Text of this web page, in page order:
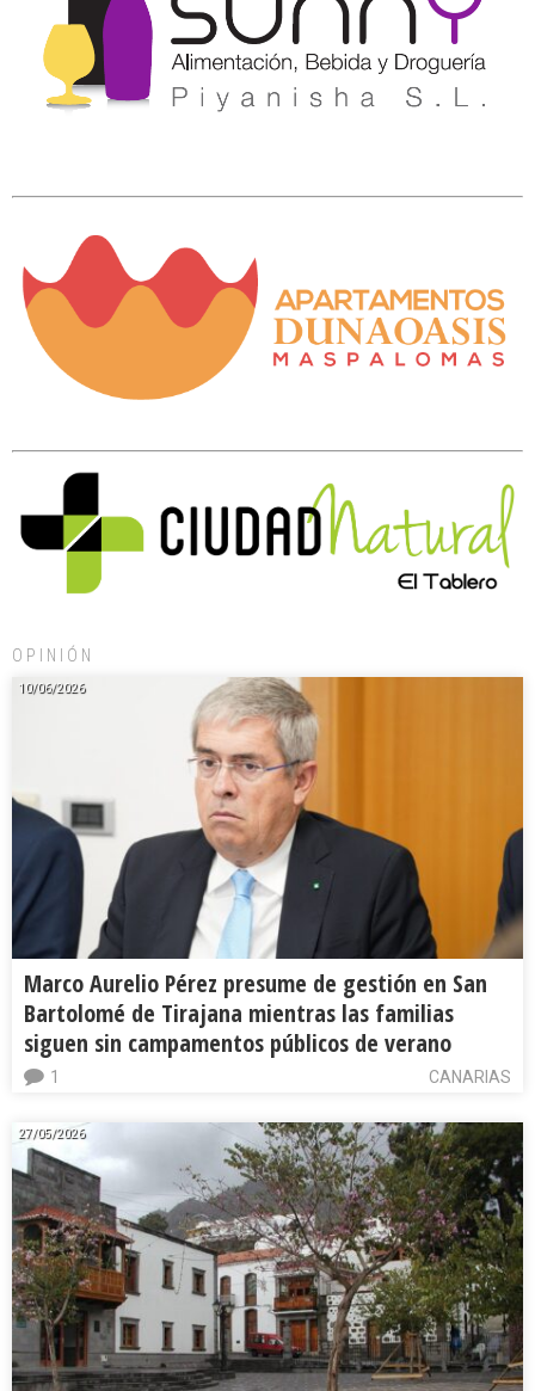
OPINIÓN
10/06/2026
Marco Aurelio Pérez presume de gestión en San
Bartolomé de Tirajana mientras las familias
siguen sin campamentos públicos de verano
CANARIAS
1
27/05/2026